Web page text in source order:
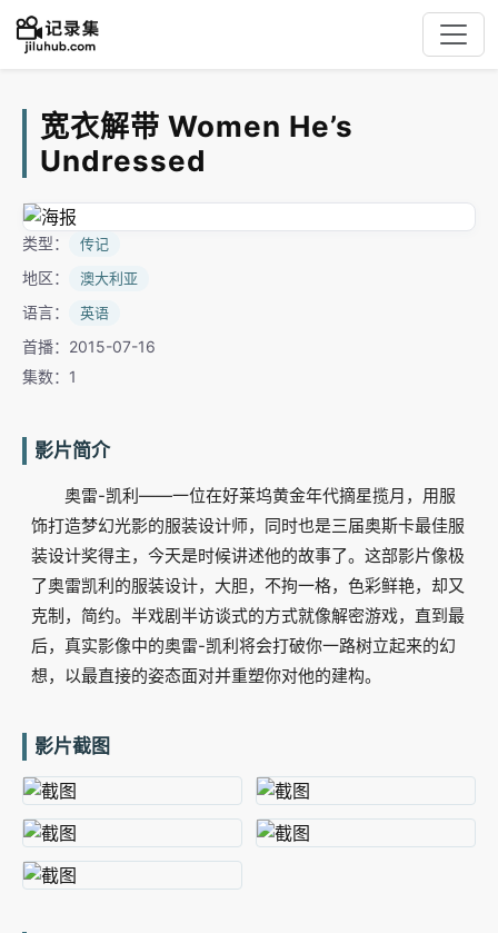
宽衣解带 Women He’s
Undressed
类型： 传记
地区： 澳大利亚
语言： 英语
首播：2015-07-16
集数：1
影片简介
奥雷-凯利——一位在好莱坞黄金年代摘星揽月，用服
饰打造梦幻光影的服装设计师，同时也是三届奥斯卡最佳服
装设计奖得主，今天是时候讲述他的故事了。这部影片像极
了奥雷凯利的服装设计，大胆，不拘一格，色彩鲜艳，却又
克制，简约。半戏剧半访谈式的方式就像解密游戏，直到最
后，真实影像中的奥雷-凯利将会打破你一路树立起来的幻
想，以最直接的姿态面对并重塑你对他的建构。
影片截图